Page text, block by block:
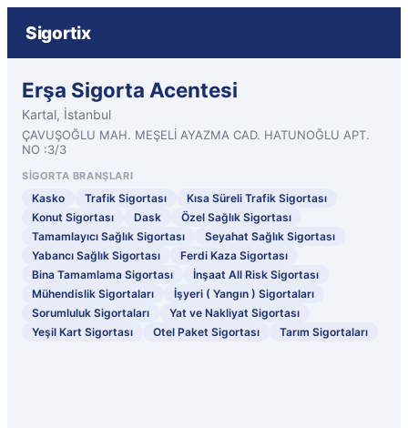
Sigortix
Erşa Sigorta Acentesi
Kartal, İstanbul
ÇAVUŞOĞLU MAH. MEŞELİ AYAZMA CAD. HATUNOĞLU APT.
NO :3/3
SIGORTA BRANŞLARI
Kasko Trafik Sigortası
Kısa Süreli Trafik Sigortası
Konut Sigortası
Dask
Özel Sağlık Sigortası
Tamamlayıcı Sağlık Sigortası
Seyahat Sağlık Sigortası
Yabancı Sağlık Sigortası
Ferdi Kaza Sigortası
Bina Tamamlama Sigortası
İnşaat All Risk Sigortası
Mühendislik Sigortaları
İşyeri ( Yangın ) Sigortaları
Sorumluluk Sigortaları
Yat ve Nakliyat Sigortası
Yeşil Kart Sigortası
Otel Paket Sigortası Tarım Sigortaları